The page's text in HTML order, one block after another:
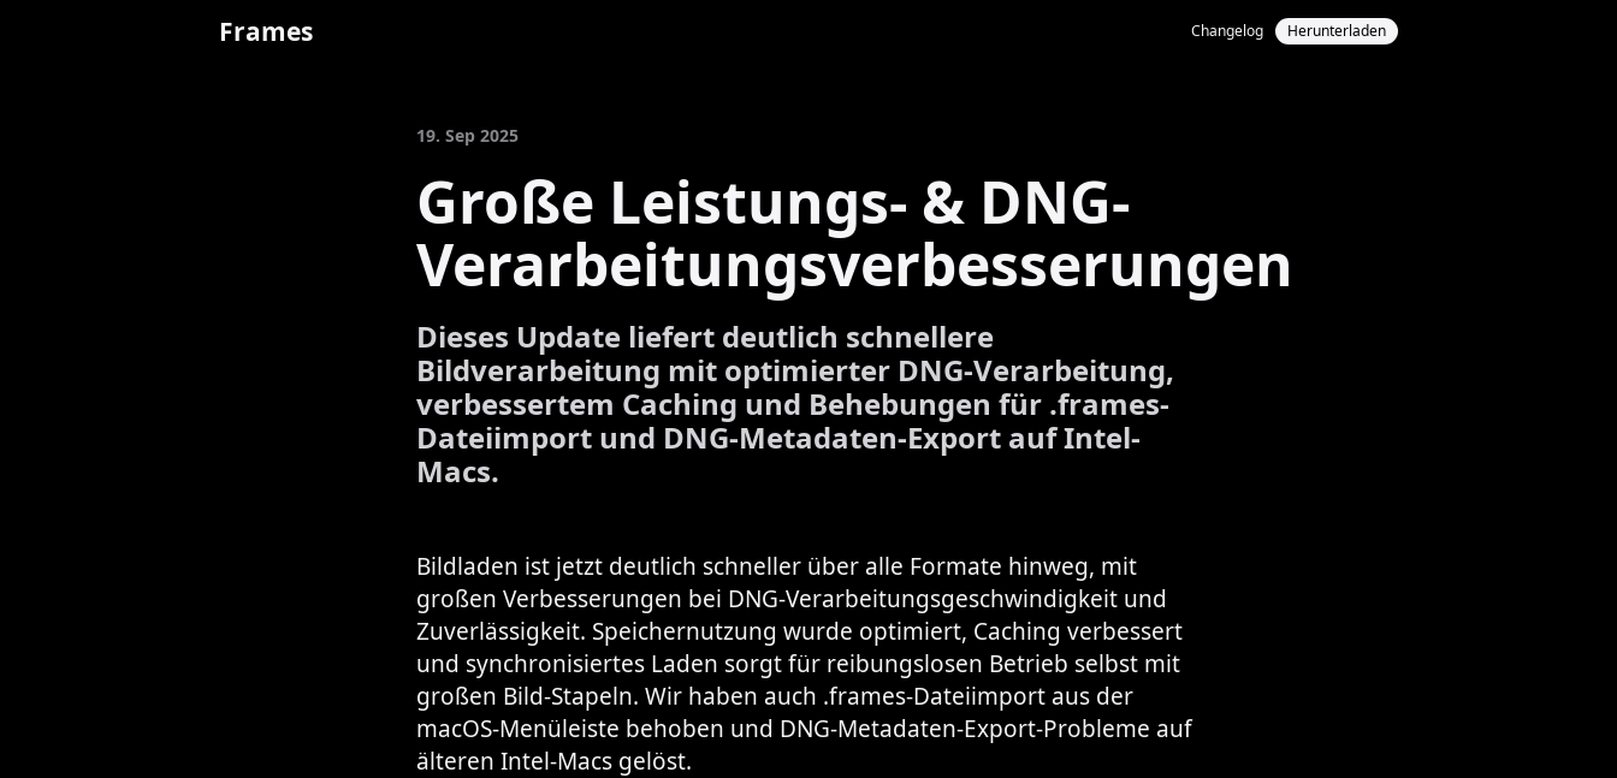
Frames Changelog Herunterladen
19. Sep 2025
Große Leistungs- & DNG-
Verarbeitungsverbesserungen
Dieses Update liefert deutlich schnellere
Bildverarbeitung mit optimierter DNG-Verarbeitung,
verbessertem Caching und Behebungen für .frames-
Dateiimport und DNG-Metadaten-Export auf Intel-
Macs.
Bildladen ist jetzt deutlich schneller über alle Formate hinweg, mit
großen Verbesserungen bei DNG-Verarbeitungsgeschwindigkeit und
Zuverlässigkeit. Speichernutzung wurde optimiert, Caching verbessert
und synchronisiertes Laden sorgt für reibungslosen Betrieb selbst mit
großen Bild-Stapeln. Wir haben auch .frames-Dateiimport aus der
macOS-Menüleiste behoben und DNG-Metadaten-Export-Probleme auf
älteren Intel-Macs gelöst.